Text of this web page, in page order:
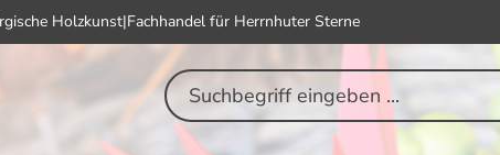
Holzkunst|Fachhandel für Herrnhuter Sterne